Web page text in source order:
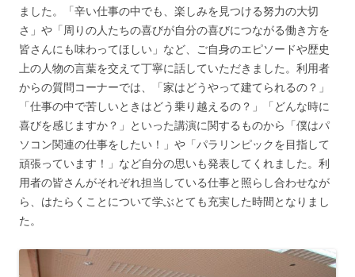
ました。「辛い仕事の中でも、楽しみを見つける努力の大切
さ」や「周りの人たちの喜びが自分の喜びにつながる働き方を
皆さんにも味わってほしい」など、ご自身のエピソードや歴史
上の人物の言葉を交えて丁寧に話していただきました。利用者
からの質問コーナーでは、「家はどうやって建てられるの？」
「仕事の中で苦しいときはどう乗り越えるの？」「どんな時に
喜びを感じますか？」といった講演に関するものから「僕はパ
ソコン関連の仕事をしたい！」や「パラリンピックを目指して
頑張っています！」など自分の思いも発表してくれました。利
用者の皆さんがそれぞれ担当している仕事と照らし合わせなが
ら、はたらくことについて学ぶとても充実した時間となりまし
た。